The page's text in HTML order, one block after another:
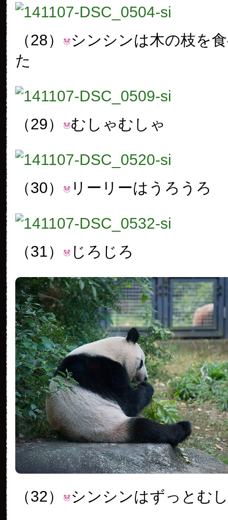
（28）
シンシンは木の枝を
た
（29） むしゃむしゃ
（30） リーリーはうろうろ
（31） じろじろ
（32） シンシンはずっとむ